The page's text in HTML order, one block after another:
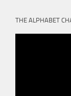
THE ALPHABET